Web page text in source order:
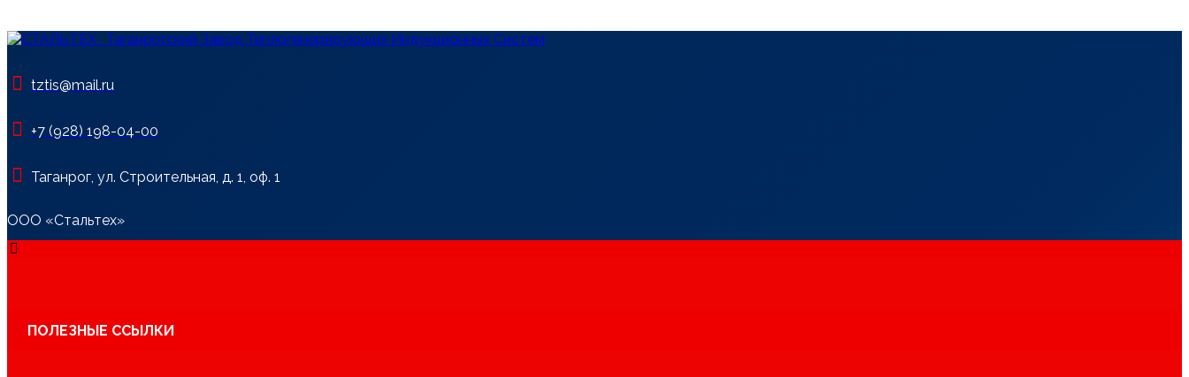
tztis@mail.ru
+7 (928) 198-04-00
Таганрог, ул. Строительная, д. 1, оф. 1
ООО «Стальтех»
ПОЛЕЗНЫЕ ССЫЛКИ